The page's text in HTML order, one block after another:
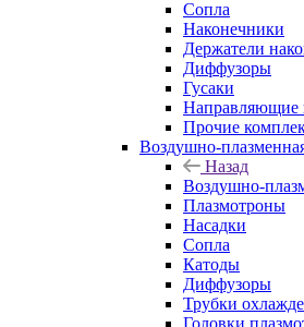
Сопла
Наконечники
Держатели
Диффузоры
Гусаки
Направляющие
Прочие
Воздушно-
Назад
Воздушно-
Плазмотроны
Насадки
Сопла
Катоды
Диффузоры
Трубки
Головки